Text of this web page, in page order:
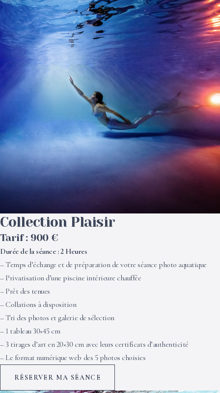
Collection Plaisir
Tarif : 900 €
Durée de la séance : 2 Heures
– Temps d’échange et de préparation de votre séance photo aquatique
– Privatisation d’une piscine intérieure chauffée
– Prêt des tenues
– Collations à disposition
– Tri des photos et galerie de sélection
– 1 tableau 30×45 cm
– 3 tirages d’art en 20×30 cm avec leurs certificats d’authenticité
– Le format numérique web des 5 photos choisies
RÉSERVER MA SÉANCE